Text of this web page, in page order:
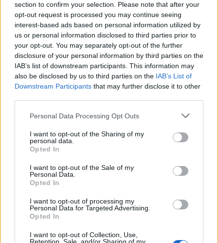
section to confirm your selection. Please note that after your
opt-out request is processed you may continue seeing
interest-based ads based on personal information utilized by
us or personal information disclosed to third parties prior to
your opt-out. You may separately opt-out of the further
disclosure of your personal information by third parties on the
IAB’s list of downstream participants. This information may
also be disclosed by us to third parties on the IAB’s List of
Downstream Participants that may further disclose it to other
Personal Data Processing Opt Outs
I want to opt-out of the Sharing of my
personal data.
Opted In
I want to opt-out of the Sale of my
Personal Data.
Opted In
I want to opt-out of processing my
Personal Data for Targeted Advertising.
Opted In
I want to opt-out of Collection, Use,
2025. június 14., szombat
Földközeli jövő – A biodiverzitásért
dolgozik Kalotaszegen az ALPA
Egyesület